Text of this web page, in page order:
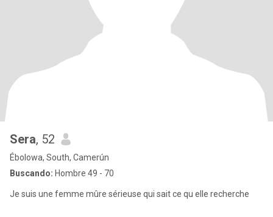
Sera, 52
Ébolowa, South, Camerún
Buscando: Hombre 49 - 70
Je suis une femme mûre sérieuse qui sait ce qu elle recherche